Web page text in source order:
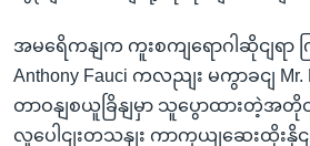
အမရေိကနျက ကူးစကျရောဂါဆိုငျရာ
Anthony Fauci ကလညျး မကွာခငျ
တာဝနျစယူခြိနျမှာ သူပွောထားတဲ့အတို
လူပေါငျးတသနျး ကာကှယျဆေးထိုးနို